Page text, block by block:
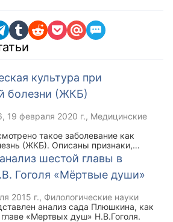
культура при
болезни (ЖКБ)
19 февраля 2020 г., Медицинские
такое заболевание как
(ЖКБ). Описаны признаки,
при данной болезни. Ключевым
комплекс упражнений лечебной
при ЖКБ, который рекомендован
лечением.
шестой главы в
Гоголя «Мёртвые души»
2015 г., Филологические науки
анализ сада Плюшкина, как
«Мертвых душ» Н.В.Гоголя.